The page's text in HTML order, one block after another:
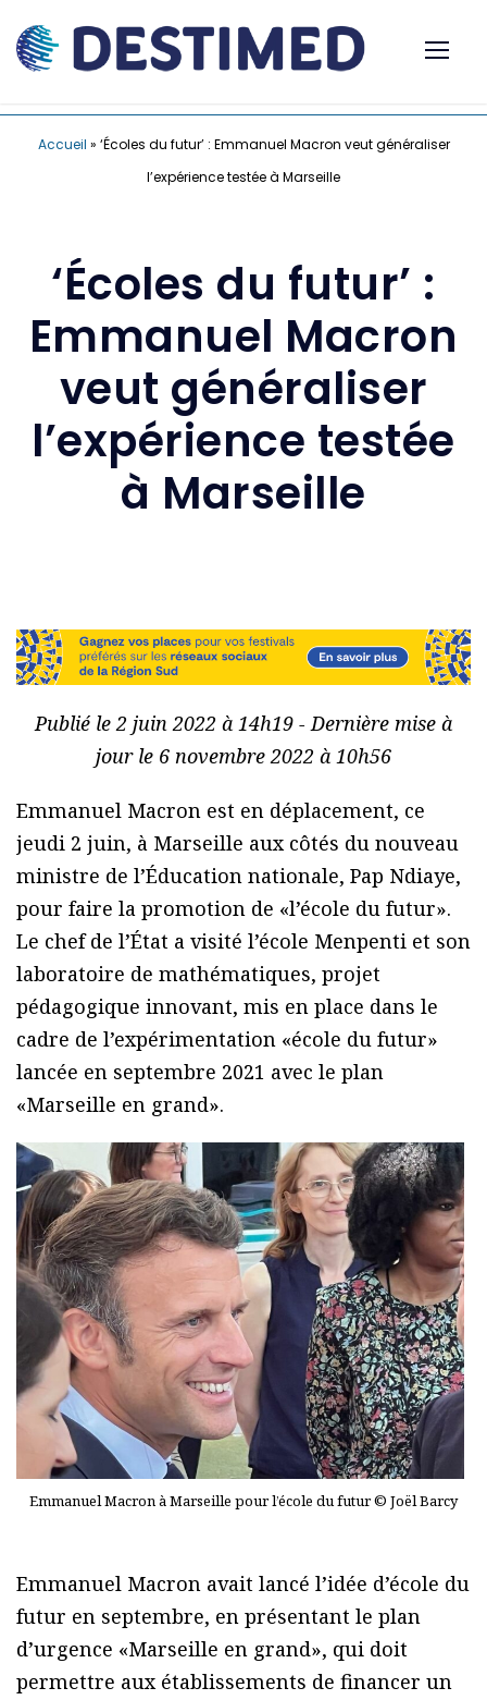
Accueil » ‘Écoles du futur’ : Emmanuel Macron veut généraliser
l’expérience testée à Marseille
‘Écoles du futur’ :
Emmanuel Macron
veut généraliser
l’expérience testée
à Marseille
Publié le 2 juin 2022 à 14h19 - Dernière mise à
jour le 6 novembre 2022 à 10h56
Emmanuel Macron est en déplacement, ce
jeudi 2 juin, à Marseille aux côtés du nouveau
ministre de l’Éducation nationale, Pap Ndiaye,
pour faire la promotion de «l’école du futur».
Le chef de l’État a visité l’école Menpenti et son
laboratoire de mathématiques, projet
pédagogique innovant, mis en place dans le
cadre de l’expérimentation «école du futur»
lancée en septembre 2021 avec le plan
«Marseille en grand».
Emmanuel Macron à Marseille pour l’école du futur © Joël Barcy
Emmanuel Macron avait lancé l’idée d’école du
futur en septembre, en présentant le plan
d’urgence «Marseille en grand», qui doit
permettre aux établissements de financer un